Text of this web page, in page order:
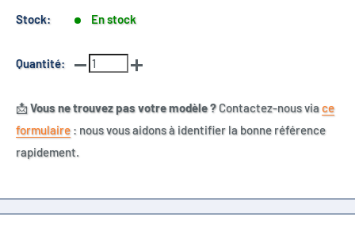
Stock: En stock
Quantité:
📩Vous ne trouvez pas votre modèle ?Contactez-nous viace
formulaire : nous vous aidons à identifier la bonne référence
rapidement.